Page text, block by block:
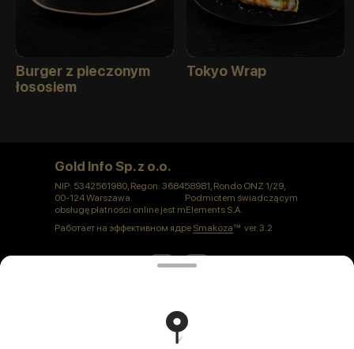
Burger z pieczonym
łososiem
Tokyo Wrap
Gold Info Sp. z o.o.
NIP: 5342561980, Regon: 368458981, Rondo ONZ 1/29,
00-124 Warszawa. Podmiotem świadczącym
obsługę płatności online jest mElements S.A.
Работает на эффективном ядре Smakozaver. 3.2
Polityka prywatności
Публичная оферта